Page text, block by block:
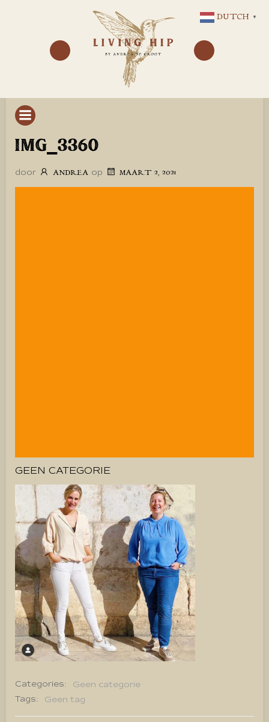
NAAR
DE
INHOUD
IMG_3360
door ANDREA op MAART 2, 2021
GEEN CATEGORIE
Categories:
Geen categorie
Tags:
Geen tag
DUTCH ▼